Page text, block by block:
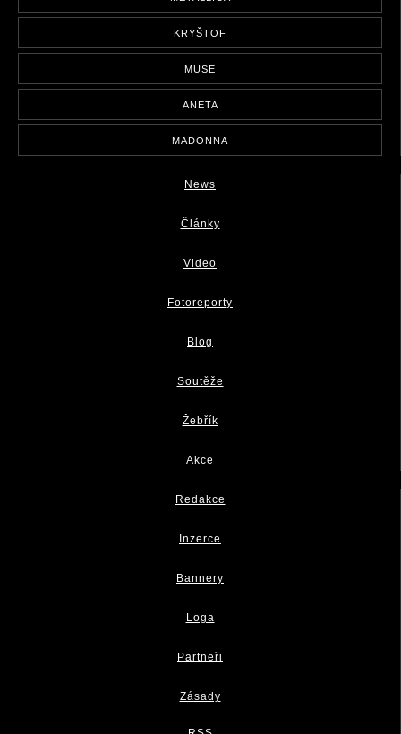
KRYŠTOF
MUSE
ANETA
MADONNA
News
Články
Video
Fotoreporty
Blog
Soutěže
Žebřík
Akce
Redakce
Inzerce
Bannery
Loga
Partneři
Zásady